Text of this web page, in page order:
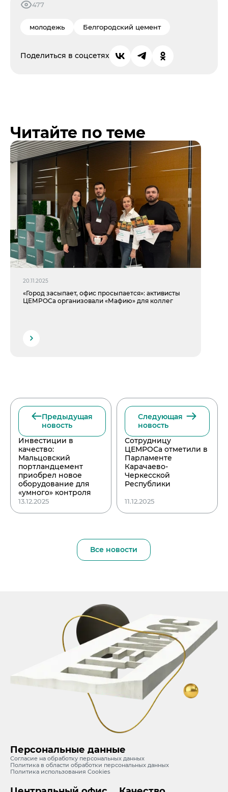
477
молодежь Белгородский цемент
Поделиться в соцсетях
Читайте по теме
20.11.2025
«Город засыпает, офис просыпается»: активисты
ЦЕМРОСа организовали «Мафию» для коллег
Предыдущая
новость
Инвестиции в
качество:
Мальцовский
портландцемент
приобрел новое
оборудование для
«умного» контроля
13.12.2025
Следующая
новость
Сотрудницу
ЦЕМРОСа отметили в
Парламенте
Карачаево-
Черкесской
Республики
11.12.2025
Все новости
Персональные данные
Согласие на обработку персональных данных
Политика в области обработки персональных данных
Политика использования Cookies